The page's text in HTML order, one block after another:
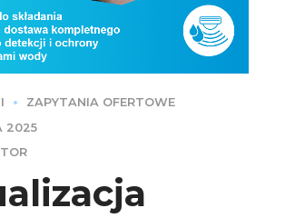
ZAPYTANIA OFERTOWE
2025